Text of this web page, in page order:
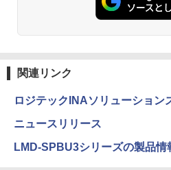
関連リンク
ロジテックINAソリューション
ニュースリリース
LMD-SPBU3シリーズの製品情